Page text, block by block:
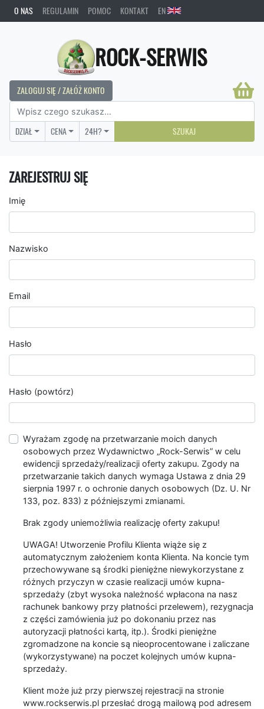
O NAS REGULAMIN POMOC KONTAKT EN
ROCK-SERWIS
ZALOGUJ SIĘ / ZAŁÓŻ KONTO
DZIAŁ CENA 24H? SZUKAJ
ZAREJESTRUJ SIĘ
Imię
Nazwisko
Email
Hasło
Hasło (powtórz)
Wyrażam zgodę na przetwarzanie moich danych
osobowych przez Wydawnictwo „Rock-Serwis” w celu
ewidencji sprzedaży/realizacji oferty zakupu. Zgody na
przetwarzanie takich danych wymaga Ustawa z dnia 29
sierpnia 1997 r. o ochronie danych osobowych (Dz. U. Nr
133, poz. 833) z późniejszymi zmianami.
Brak zgody uniemożliwia realizację oferty zakupu!
UWAGA! Utworzenie Profilu Klienta wiąże się z
automatycznym założeniem konta Klienta. Na koncie tym
przechowywane są środki pieniężne niewykorzystane z
różnych przyczyn w czasie realizacji umów kupna-
sprzedaży (zbyt wysoka należność wpłacona na nasz
rachunek bankowy przy płatności przelewem), rezygnacja
z części zamówienia już po dokonaniu przez nas
autoryzacji płatności kartą, itp.). Środki pieniężne
zgromadzone na koncie są nieoprocentowane i zaliczane
(wykorzystywane) na poczet kolejnych umów kupna-
sprzedaży.
Klient może już przy pierwszej rejestracji na stronie
www.rockserwis.pl przesłać drogą mailową pod adresem